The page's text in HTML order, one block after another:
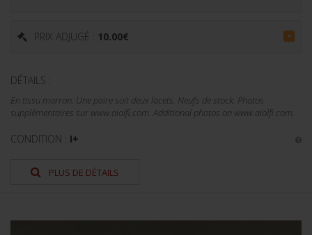
PRIX ADJUGÉ : 10.00€ =
DÉTAILS :
En tissu marron. Une paire soit deux lacets. Neufs de stock. Photos
supplémentaires sur www.aiolfi.com. Additional photos on www.aiolfi.com.
CONDITION : I+
PLUS DE DÉTAILS